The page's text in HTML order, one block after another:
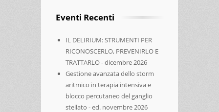
Eventi Recenti
IL DELIRIUM: STRUMENTI PER
RICONOSCERLO, PREVENIRLO E
TRATTARLO - dicembre 2026
Gestione avanzata dello storm
aritmico in terapia intensiva e
blocco percutaneo del ganglio
stellato - ed. novembre 2026